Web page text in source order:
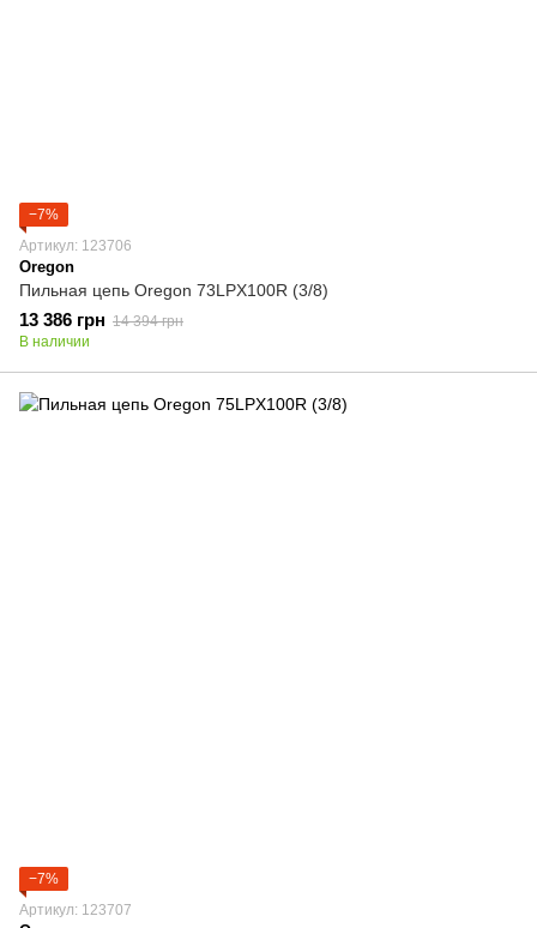
−7%
Артикул: 123706
Oregon
Пильная цепь Oregon 73LPX100R (3/8)
13 386 грн 14 394 грн
В наличии
−7%
Артикул: 123707